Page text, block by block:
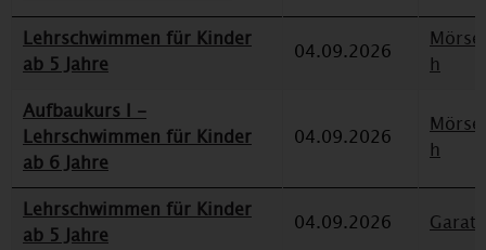
Lehrschwimmen für Kinder
ab 5 Jahre
04.09.2026
h
Aufbaukurs I -
Lehrschwimmen für Kinder
ab 6 Jahre
04.09.2026
h
Lehrschwimmen für Kinder
ab 5 Jahre
04.09.2026 Garath